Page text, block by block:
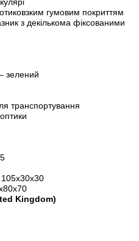
гумовим покриттям
з декількома фіксованими
зелений
транспортування
105x30x30
Kingdom)